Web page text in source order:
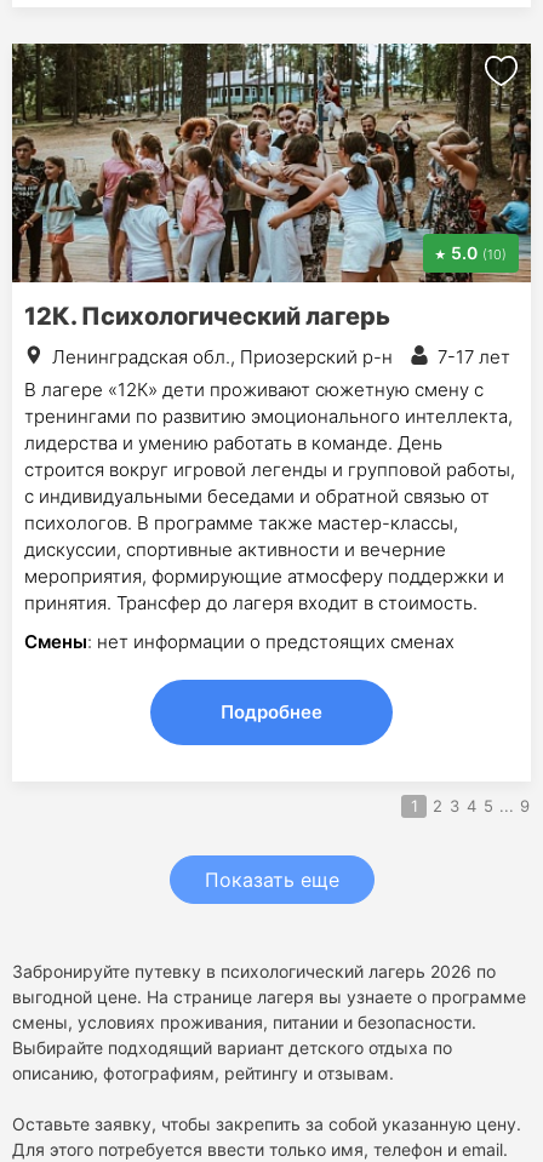
5.0 (10)
12К. Психологический лагерь
Ленинградская обл., Приозерский р-н
7-17 лет
В лагере «12К» дети проживают сюжетную смену с
тренингами по развитию эмоционального интеллекта,
лидерства и умению работать в команде. День
строится вокруг игровой легенды и групповой работы,
с индивидуальными беседами и обратной связью от
психологов. В программе также мастер-классы,
дискуссии, спортивные активности и вечерние
мероприятия, формирующие атмосферу поддержки и
принятия. Трансфер до лагеря входит в стоимость.
Смены: нет информации о предстоящих сменах
Подробнее
1 2 3 4 5 ... 9
Показать еще
Забронируйте путевку в психологический лагерь 2026 по
выгодной цене. На странице лагеря вы узнаете о программе
смены, условиях проживания, питании и безопасности.
Выбирайте подходящий вариант детского отдыха по
описанию, фотографиям, рейтингу и отзывам.
Оставьте заявку, чтобы закрепить за собой указанную цену.
Для этого потребуется ввести только имя, телефон и email.